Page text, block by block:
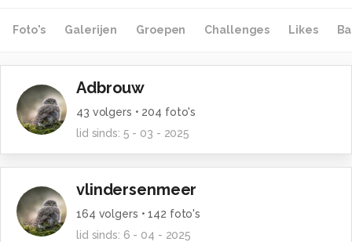
Foto's Galerijen Groepen Challenges Likes
Adbrouw
43 volgers • 204 foto's
lid sinds: 5 - 03 - 2025
vlindersenmeer
164 volgers •142 foto's
lid sinds: 6 - 04 - 2025